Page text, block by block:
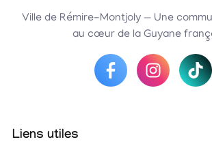
Ville de Rémire-Montjoly — Une
au cœur de la Guyane
Liens utiles